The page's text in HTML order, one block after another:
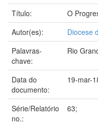
Título:
O
Autor(es):
Diocese
Palavras-
chave:
Rio
Data do
documento:
19-mar-
Série/Relatório
no.:
63;